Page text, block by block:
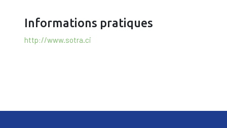
Informations pratiques
http://www.sotra.ci